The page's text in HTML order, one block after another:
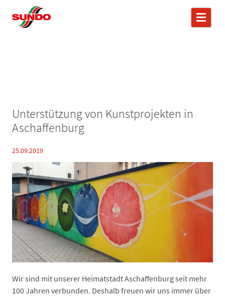
Unterstützung von Kunstprojekten in
Aschaffenburg
25.09.2019
Wir sind mit unserer Heimatstadt Aschaffenburg seit mehr
100 Jahren verbunden. Deshalb freuen wir uns immer über